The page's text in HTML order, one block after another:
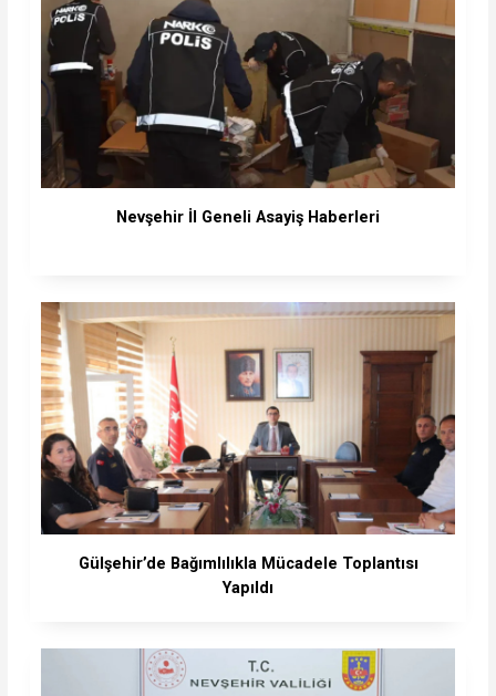
Nevşehir İl Geneli Asayiş Haberleri
Gülşehir’de Bağımlılıkla Mücadele Toplantısı
Yapıldı